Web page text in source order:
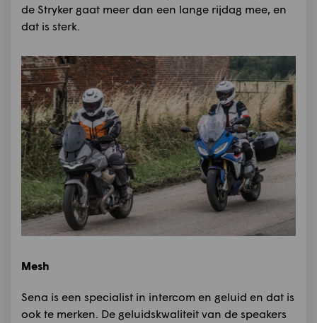
de Stryker gaat meer dan een lange rijdag mee, en
dat is sterk.
Mesh
Sena is een specialist in intercom en geluid en dat is
ook te merken. De geluidskwaliteit van de speakers